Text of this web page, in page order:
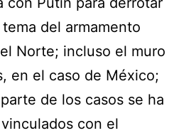
del armamento
Norte; incluso el muro
en el caso de México;
de los casos se ha
con el